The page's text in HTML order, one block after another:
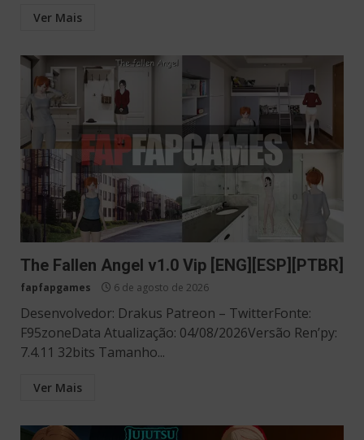
Ver Mais
The Fallen Angel v1.0 Vip [ENG][ESP][PTBR]
fapfapgames 6 de agosto de 2026
Desenvolvedor: Drakus Patreon – TwitterFonte:
F95zoneData Atualização: 04/08/2026Versão Ren’py:
7.4.11 32bits Tamanho...
Ver Mais